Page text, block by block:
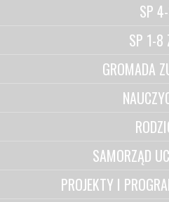
SP
SP 1-8
GROMADA
SAMORZĄD
PROJEKTY I